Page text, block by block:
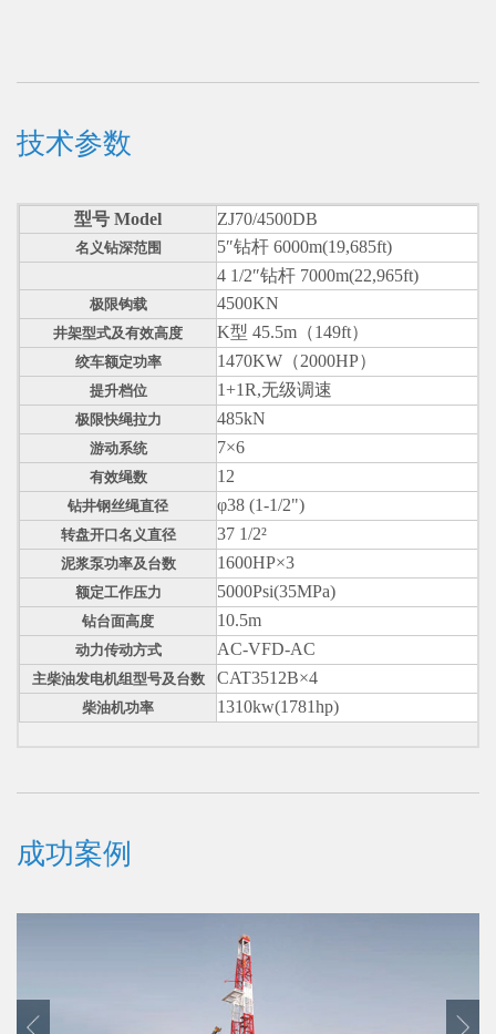
技术参数
型号 Model ZJ70/4500DB
名义钻深范围
5″钻杆 6000m(19,685ft)
4 1/2″钻杆 7000m(22,965ft)
极限钩载 4500KN
井架型式及有效高度 K型 45.5m（149ft）
绞车额定功率 1470KW（2000HP）
提升档位 1+1R,无级调速
极限快绳拉力 485kN
游动系统 7×6
有效绳数 12
钻井钢丝绳直径 φ38 (1-1/2")
转盘开口名义直径 37 1/2²
泥浆泵功率及台数 1600HP×3
额定工作压力 5000Psi(35MPa)
钻台面高度 10.5m
动力传动方式 AC-VFD-AC
主柴油发电机组型号及台数 CAT3512B×4
柴油机功率 1310kw(1781hp)
成功案例